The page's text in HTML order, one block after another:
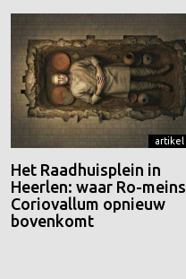
artikel
Het Raadhuisplein in
Heerlen: waar Ro-meins
Coriovallum opnieuw
bovenkomt